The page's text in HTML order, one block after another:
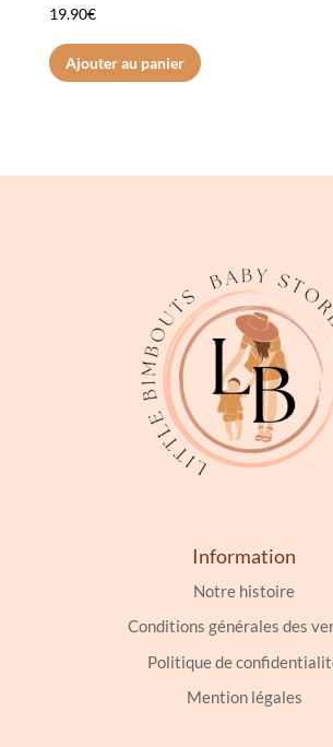
Note
5.00
19.90€
Ajouter au panier
Information
Notre histoire
Conditions générales des
Politique de
Mention légales